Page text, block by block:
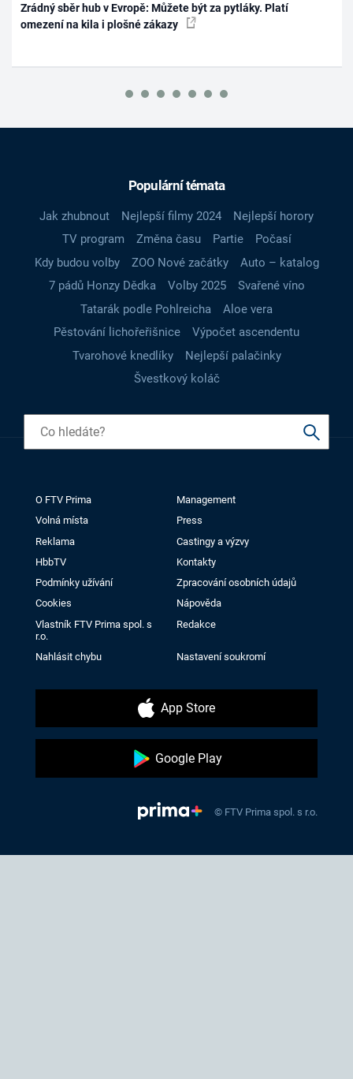
Zrádný sběr hub v Evropě: Můžete být za pytláky. Platí
omezení na kila i plošné zákazy
Populární témata
Jak zhubnout Nejlepší filmy 2024
Nejlepší horory
TV program
Změna času Partie
Počasí
Kdy budou volby
ZOO Nové začátky
Auto – katalog
7 pádů Honzy Dědka
Volby 2025
Svařené víno
Tatarák podle Pohlreicha
Aloe vera
Pěstování lichořeřišnice
Výpočet ascendentu
Tvarohové knedlíky
Nejlepší palačinky
Švestkový koláč
O FTV Prima
Management
Volná místa
Press
Reklama
Castingy a výzvy
HbbTV
Kontakty
Podmínky užívání
Zpracování osobních údajů
Cookies
Nápověda
Vlastník FTV Prima spol. s
r.o.
Redakce
Nahlásit chybu Nastavení soukromí
App Store
Google Play
© FTV Prima spol. s r.o.